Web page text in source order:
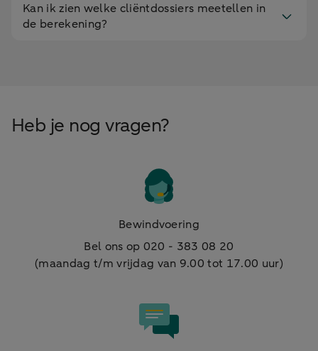
buitenland
Let op: Klanten kunnen onze online diensten
kunnen helpen.
Kan ik zien welke cliëntdossiers meetellen in
de berekening?
Heb je nog vragen?
Bewindvoering
Bel ons op 020 - 383 08 20
(maandag t/m vrijdag van 9.00 tot 17.00 uur)